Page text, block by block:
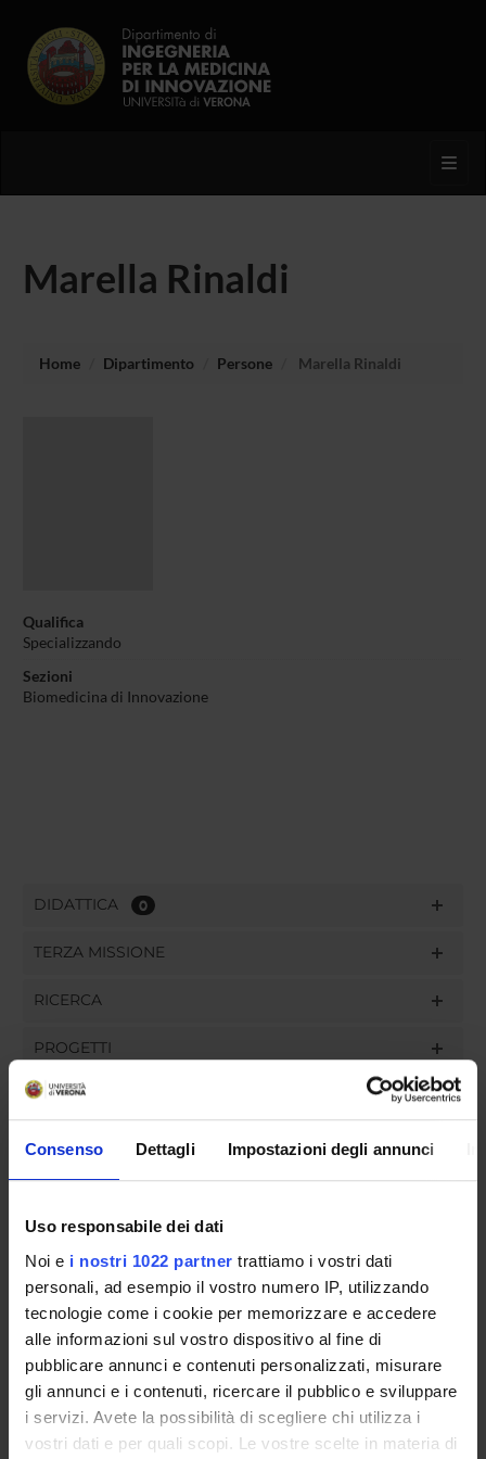
Consenso Dettagli Impostazioni degli annunci
Uso responsabile dei dati
Noi e i nostri 1022 partner trattiamo i vostri dati
personali, ad esempio il vostro numero IP, utilizzando
tecnologie come i cookie per memorizzare e accedere
alle informazioni sul vostro dispositivo al fine di
pubblicare annunci e contenuti personalizzati, misurare
gli annunci e i contenuti, ricercare il pubblico e sviluppare
i servizi. Avete la possibilità di scegliere chi utilizza i
vostri dati e per quali scopi. Le vostre scelte in materia di
Marella Rinaldi
Home Dipartimento Persone Marella Rinaldi
Qualifica
Specializzando
Sezioni
Biomedicina di Innovazione
DIDATTICA 0
TERZA MISSIONE
RICERCA
PROGETTI
INCARICHI
COMMISSIONI
GOVERNANCE
UFFICI E STRUTTURE DI SERVIZIO
SERVIZI DI SEGRETERIA STUDENTI